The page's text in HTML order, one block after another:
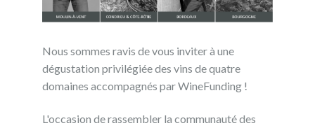
Nous sommes ravis de vous inviter à une
dégustation privilégiée des vins de quatre
domaines accompagnés par WineFunding !
L'occasion de rassembler la communauté des